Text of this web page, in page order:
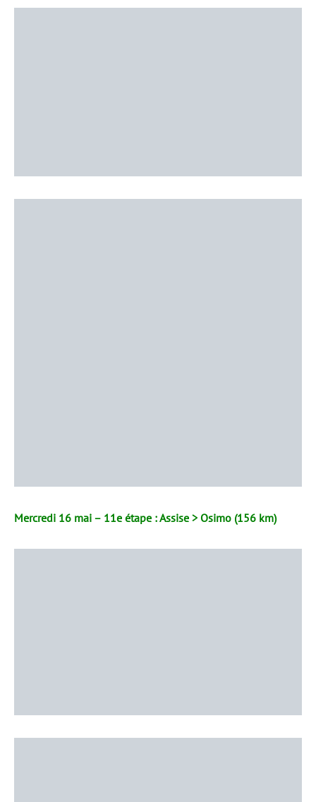
Mercredi 16 mai – 11e étape : Assise > Osimo (156 km)